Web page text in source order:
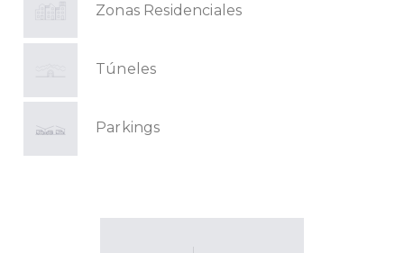
Zonas Residenciales
Túneles
Parkings